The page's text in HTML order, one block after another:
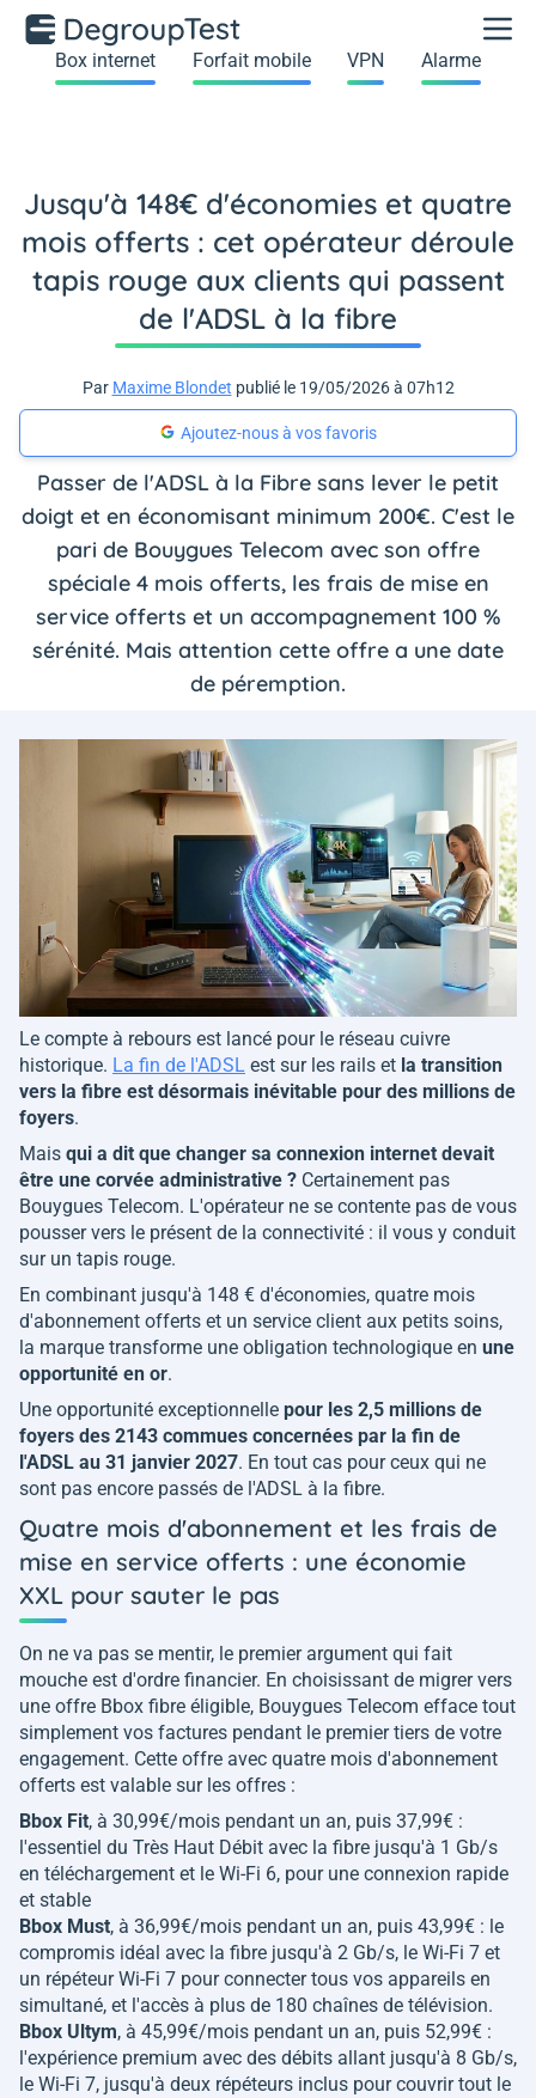
Box internet Forfait mobile VPN Alarme
Jusqu'à 148€ d'économies et quatre
mois offerts : cet opérateur déroule
tapis rouge aux clients qui passent
de l'ADSL à la fibre
Par Maxime Blondet publié le 19/05/2026 à 07h12
Ajoutez-nous à vos favoris
Passer de l'ADSL à la Fibre sans lever le petit
doigt et en économisant minimum 200€. C'est le
pari de Bouygues Telecom avec son offre
spéciale 4 mois offerts, les frais de mise en
service offerts et un accompagnement 100 %
sérénité. Mais attention cette offre a une date
de péremption.
Le compte à rebours est lancé pour le réseau cuivre
historique. La fin de l'ADSL est sur les rails et la transition
vers la fibre est désormais inévitable pour des millions de
foyers.
Mais qui a dit que changer sa connexion internet devait
être une corvée administrative ? Certainement pas
Bouygues Telecom. L'opérateur ne se contente pas de vous
pousser vers le présent de la connectivité : il vous y conduit
sur un tapis rouge.
En combinant jusqu'à 148 € d'économies, quatre mois
d'abonnement offerts et un service client aux petits soins,
la marque transforme une obligation technologique en une
opportunité en or.
Une opportunité exceptionnelle pour les 2,5 millions de
foyers des 2143 commues concernées par la fin de
l'ADSL au 31 janvier 2027. En tout cas pour ceux qui ne
sont pas encore passés de l'ADSL à la fibre.
Quatre mois d'abonnement et les frais de
mise en service offerts : une économie
XXL pour sauter le pas
On ne va pas se mentir, le premier argument qui fait
mouche est d'ordre financier. En choisissant de migrer vers
une offre Bbox fibre éligible, Bouygues Telecom efface tout
simplement vos factures pendant le premier tiers de votre
engagement. Cette offre avec quatre mois d'abonnement
offerts est valable sur les offres :
Bbox Fit, à 30,99€/mois pendant un an, puis 37,99€ :
l'essentiel du Très Haut Débit avec la fibre jusqu'à 1 Gb/s
en téléchargement et le Wi-Fi 6, pour une connexion rapide
et stable
Bbox Must, à 36,99€/mois pendant un an, puis 43,99€ : le
compromis idéal avec la fibre jusqu'à 2 Gb/s, le Wi-Fi 7 et
un répéteur Wi-Fi 7 pour connecter tous vos appareils en
simultané, et l'accès à plus de 180 chaînes de télévision.
Bbox Ultym, à 45,99€/mois pendant un an, puis 52,99€ :
l'expérience premium avec des débits allant jusqu'à 8 Gb/s,
le Wi-Fi 7, jusqu'à deux répéteurs inclus pour couvrir tout le